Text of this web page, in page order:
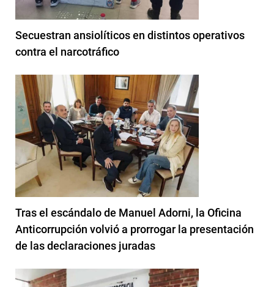
Secuestran ansiolíticos en distintos operativos
contra el narcotráfico
Tras el escándalo de Manuel Adorni, la Oficina
Anticorrupción volvió a prorrogar la presentación
de las declaraciones juradas